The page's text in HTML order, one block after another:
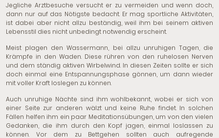
Jegliche Arztbesuche versucht er zu vermeiden und wenn doch,
dann nur auf das Nötigste bedacht. Er mag sportliche Aktivitäten,
ist dabei aber nicht allzu beständig, weil ihm bei seinem aktiven
Lebensstil dies nicht unbedingt notwendig erscheint.
Meist plagen den Wassermann, bei allzu unruhigen Tagen, die
Krämpfe in den Waden. Diese rühren von den ruhelosen Nerven
und dem ständig aktiven Wirbelwind. In diesen Zeiten sollte er sich
doch einmal eine Entspannungsphase gönnen, um dann wieder
mit voller Kraft loslegen zu können.
Auch unruhige Nächte sind ihm wohlbekannt, wobei er sich von
einer Seite zur anderen wälzt und keine Ruhe findet. In solchen
Fällen helfen ihm ein paar Meditationsübungen, um von den vielen
Gedanken, die ihm durch den Kopf jagen, einmal loslassen zu
können. Vor dem zu Bettgehen sollten auch aufregende